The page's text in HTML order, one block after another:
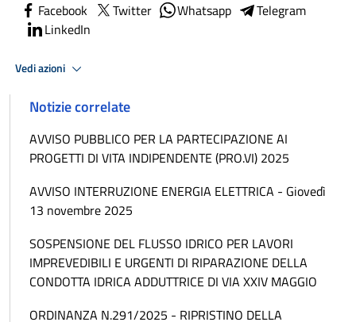
Facebook Twitter Whatsapp
Telegram
LinkedIn
Vedi azioni
Notizie correlate
AVVISO PUBBLICO PER LA PARTECIPAZIONE AI
PROGETTI DI VITA INDIPENDENTE (PRO.VI) 2025
AVVISO INTERRUZIONE ENERGIA ELETTRICA - Giovedì
13 novembre 2025
SOSPENSIONE DEL FLUSSO IDRICO PER LAVORI
IMPREVEDIBILI E URGENTI DI RIPARAZIONE DELLA
CONDOTTA IDRICA ADDUTTRICE DI VIA XXIV MAGGIO
ORDINANZA N.291/2025 - RIPRISTINO DELLA